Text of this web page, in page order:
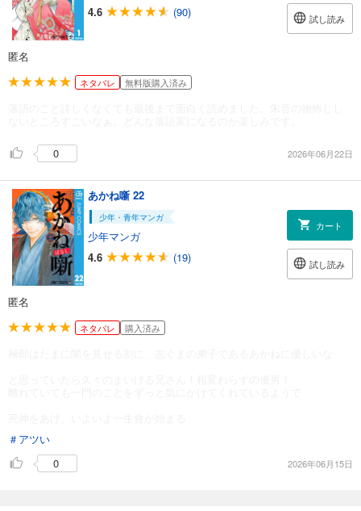
4.6 (90) 試し読み
匿名
ネタバレ 無料版購入済み
0 2026年06月22日
あかね噺 22
少年・青年マンガ
少年マンガ
4.6
(19)
カート
試し読み
匿名
ネタバレ 購入済み
＃アツい
0
2026年06月15日